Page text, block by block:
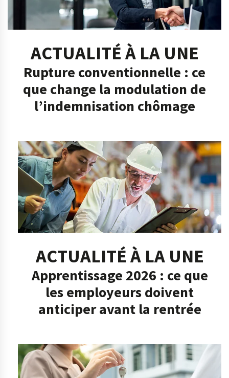
ACTUALITÉ À LA UNE
Rupture conventionnelle : ce
que change la modulation de
l’indemnisation chômage
ACTUALITÉ À LA UNE
Apprentissage 2026 : ce que
les employeurs doivent
anticiper avant la rentrée